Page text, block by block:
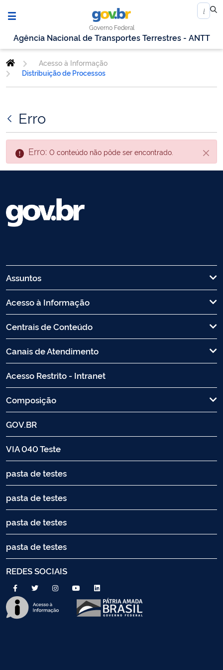
Governo Federal
Agência Nacional de Transportes Terrestres - ANTT
Acesso à Informação
Distribuição de Processos
Erro
Erro: O conteúdo não pôde ser encontrado.
Assuntos
Acesso à Informação
Centrais de Conteúdo
Canais de Atendimento
Acesso Restrito - Intranet
Composição
GOV.BR
VIA 040 Teste
pasta de testes
pasta de testes
pasta de testes
pasta de testes
REDES SOCIAIS